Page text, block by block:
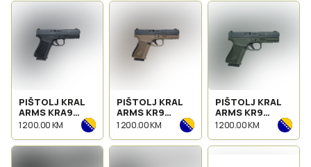
PIŠTOLJ KRAL
ARMS KRA9
BLACK
1 200.00 KM
PIŠTOLJ KRAL
ARMS KR9
DESERT
1 200.00 KM
PIŠTOLJ KRAL
ARMS KR9
GREEN
1 200.00 KM